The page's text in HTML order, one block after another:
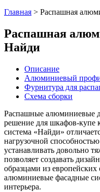
Главная > Распашная
Распашная
Найди
Описание
Алюминиевый
Фурнитура для
Схема сборки
Распашные алюминиевые
решение для шкафов-купе
система «Найди»
нагрузочной
устанавливать довольно
позволяет создавать
образцами из
алюминиевые фасадные
интерьера.